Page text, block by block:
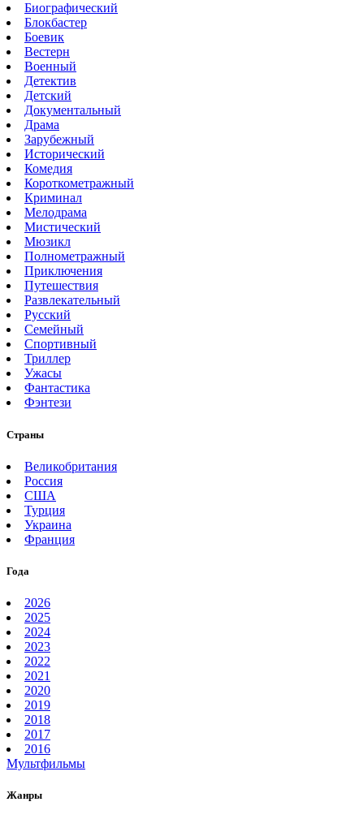
Биографический
Блокбастер
Боевик
Вестерн
Военный
Детектив
Детский
Документальный
Драма
Зарубежный
Исторический
Комедия
Короткометражный
Криминал
Мелодрама
Мистический
Мюзикл
Полнометражный
Приключения
Путешествия
Развлекательный
Русский
Семейный
Спортивный
Триллер
Ужасы
Фантастика
Фэнтези
Страны
Великобритания
Россия
США
Турция
Украина
Франция
Года
2026
2025
2024
2023
2022
2021
2020
2019
2018
2017
2016
Мультфильмы
Жанры